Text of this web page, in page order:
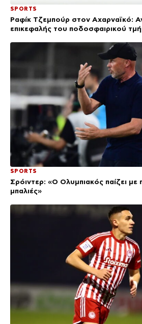
SPORTS
Ραφίκ Τζεμπούρ στον Αχαρναϊκό:
επικεφαλής του ποδοσφαιρικού
SPORTS
Σρόιντερ: «Ο Ολυμπιακός παίζει με
μπαλιές»